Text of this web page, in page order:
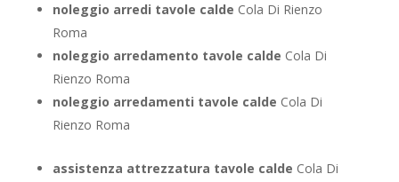
noleggio arredi tavole calde Cola Di Rienzo
Roma
noleggio arredamento tavole calde Cola Di
Rienzo Roma
noleggio arredamenti tavole calde Cola Di
Rienzo Roma
assistenza attrezzatura tavole calde Cola Di